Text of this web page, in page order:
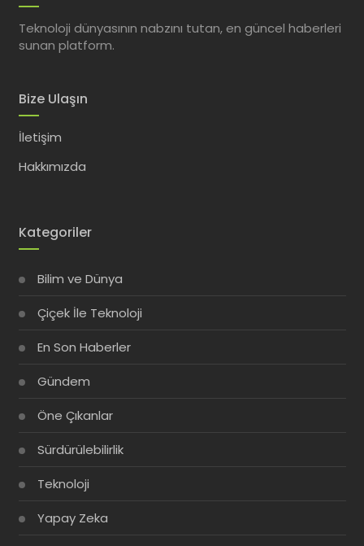
Teknoloji dünyasının nabzını tutan, en güncel haberleri
sunan platform.
Bize Ulaşın
İletişim
Hakkımızda
Kategoriler
Bilim ve Dünya
Çiçek İle Teknoloji
En Son Haberler
Gündem
Öne Çıkanlar
Sürdürülebilirlik
Teknoloji
Yapay Zeka